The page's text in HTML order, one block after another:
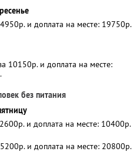
и доплата на месте: 19750р.
10150р. и доплата на месте:
без питания
и доплата на месте: 10400р.
и доплата на месте: 20800р.